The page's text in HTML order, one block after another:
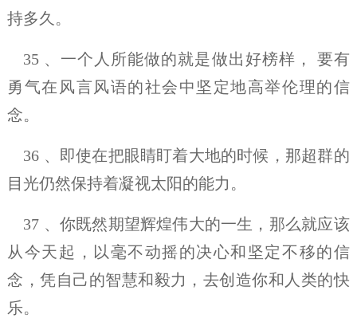
持多久。
35 、一个人所能做的就是做出好榜样， 要有
勇气在风言风语的社会中坚定地高举伦理的信
念。
36 、即使在把眼睛盯着大地的时候，那超群的
目光仍然保持着凝视太阳的能力。
37 、你既然期望辉煌伟大的一生，那么就应该
从今天起，以毫不动摇的决心和坚定不移的信
念，凭自己的智慧和毅力，去创造你和人类的快
乐。